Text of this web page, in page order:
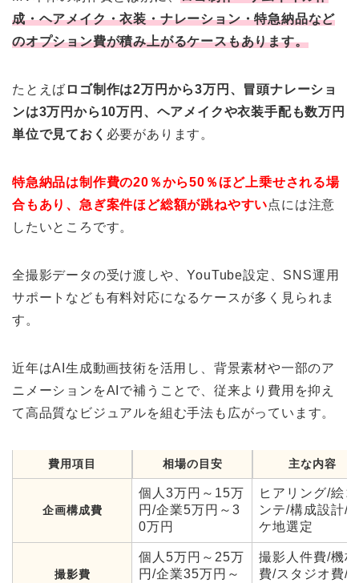
成・ヘアメイク・衣装・ナレーション・特急納品など
のオプション費が積み上がるケースもあります。
たとえば ロゴ制作は2万円から3万円、冒頭ナレーショ
ンは3万円から10万円、ヘアメイクや衣装手配も数万円
単位で見ておく 必要があります。
特急納品は制作費の20％から50％ほど上乗せされる場
合もあり、急ぎ案件ほど総額が跳ねやすい点には注意
したいところです。
全撮影データの受け渡しや、YouTube設定、SNS運用
サポートなども有料対応になるケースが多く見られま
す。
近年はAI生成動画技術を活用し、背景素材や一部のア
ニメーションをAIで補うことで、従来より費用を抑え
て高品質なビジュアルを組む手法も広がっています。
費用項目 相場の目安 主な内容
企画構成費
個人3万円～15万
円/企業5万円～3
0万円
ヒアリング/絵コ
ンテ/構成設計/
ケ地選定
撮影費
個人5万円～25万
円/企業35万円～
撮影人件費/機材
費/スタジオ費/